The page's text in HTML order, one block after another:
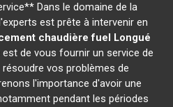
Dans le domaine de la
est prête à intervenir en
chaudière fuel Longué
de vous fournir un service de
vos problèmes de
l'importance d'avoir une
pendant les périodes